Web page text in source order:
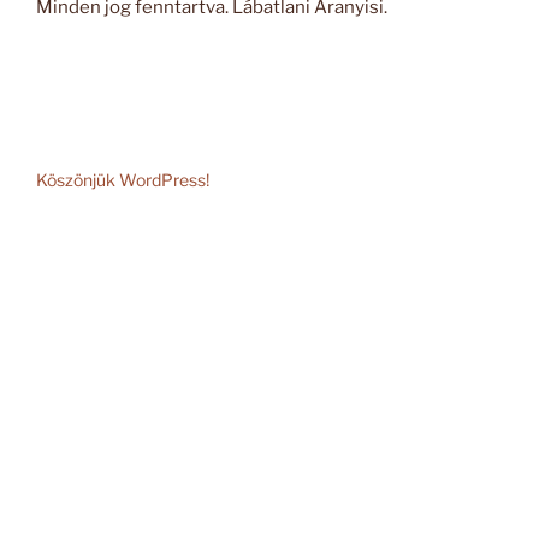
Minden jog fenntartva. Lábatlani Aranyisi.
Köszönjük WordPress!